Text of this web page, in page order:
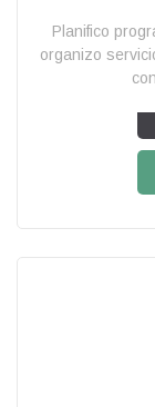
Planifico
organizo